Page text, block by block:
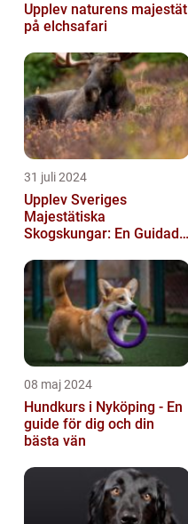
Upplev naturens majestät
på elchsafari
31 juli 2024
Upplev Sveriges
Majestätiska
Skogskungar: En Guidad
08 maj 2024
Hundkurs i Nyköping - En
guide för dig och din
bästa vän